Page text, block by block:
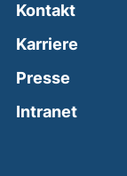
Kontakt
Karriere
Presse
Intranet